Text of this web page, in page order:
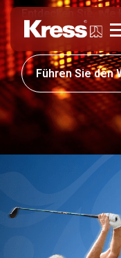
Ihres
Führen Sie den